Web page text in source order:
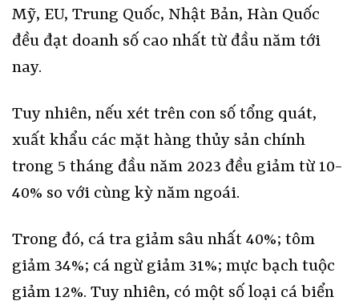
Mỹ, EU, Trung Quốc, Nhật Bản, Hàn Quốc
đều đạt doanh số cao nhất từ đầu năm tới
nay.
Tuy nhiên, nếu xét trên con số tổng quát,
xuất khẩu các mặt hàng thủy sản chính
trong 5 tháng đầu năm 2023 đều giảm từ 10-
40% so với cùng kỳ năm ngoái.
Trong đó, cá tra giảm sâu nhất 40%; tôm
giảm 34%; cá ngừ giảm 31%; mực bạch tuộc
giảm 12%. Tuy nhiên, có một số loại cá biển